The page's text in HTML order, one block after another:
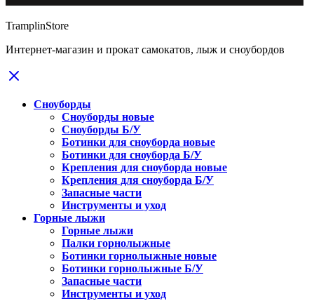
TramplinStore
Интернет-магазин и прокат самокатов, лыж и сноубордов
Сноуборды
Сноуборды новые
Сноуборды Б/У
Ботинки для сноуборда новые
Ботинки для сноуборда Б/У
Крепления для сноуборда новые
Крепления для сноуборда Б/У
Запасные части
Инструменты и уход
Горные лыжи
Горные лыжи
Палки горнолыжные
Ботинки горнолыжные новые
Ботинки горнолыжные Б/У
Запасные части
Инструменты и уход